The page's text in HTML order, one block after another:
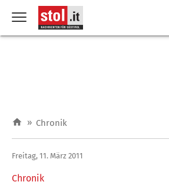
» Chronik
Chronik
Freitag, 11. März 2011